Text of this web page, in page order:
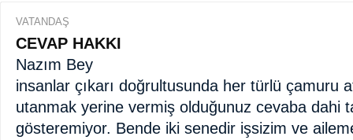
VATANDAŞ
CEVAP HAKKI
Nazım Bey
insanlar çıkarı doğrultusunda her türlü çamuru
utanmak yerine vermiş olduğunuz cevaba dahi
gösteremiyor. Bende iki senedir işsizim ve